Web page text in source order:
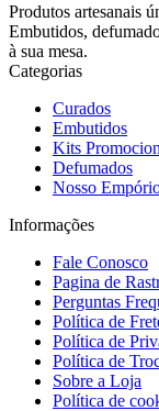
Produtos artesanais
Embutidos,
à sua mesa.
Categorias
Curados
Embutidos
Kits
Defumados
Nosso
Informações
Fale Conosco
Pagina de
Perguntas
Política de
Política de
Política de
Sobre a Loja
Política de